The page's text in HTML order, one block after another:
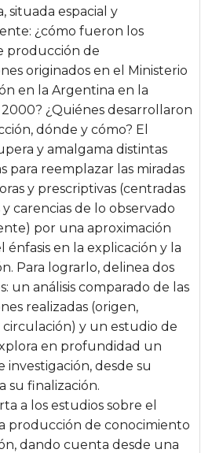
situada espacial y
¿cómo fueron los
producción de
originados en el Ministerio
en la Argentina en la
¿Quiénes desarrollaron
dónde y cómo? El
y amalgama distintas
para reemplazar las miradas
y prescriptivas (centradas
y carencias de lo observado
por una aproximación
énfasis en la explicación y la
Para lograrlo, delinea dos
un análisis comparado de las
realizadas (origen,
y un estudio de
en profundidad un
investigación, desde su
su finalización.
a los estudios sobre el
producción de conocimiento
dando cuenta desde una